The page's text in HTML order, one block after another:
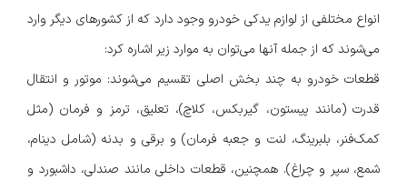
انواع مختلفی از لوازم یدکی خودرو وجود دارد که از کشورهای دیگر وارد
می‌شوند که از جمله آنها می‌توان به موارد زیر اشاره کرد:
قطعات خودرو به چند بخش اصلی تقسیم می‌شوند: موتور و انتقال
قدرت (مانند پیستون، گیربکس، کلاچ)، تعلیق، ترمز و فرمان (مثل
کمک‌فنر، بلبرینگ، لنت و جعبه فرمان) و برقی و بدنه (شامل دینام،
شمع، سپر و چراغ). همچنین، قطعات داخلی مانند صندلی، داشبورد و